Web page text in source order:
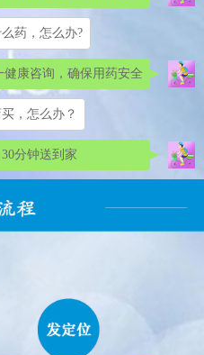
药，怎么办?
健康咨询，确保用药安全
，怎么办？
分钟送到家